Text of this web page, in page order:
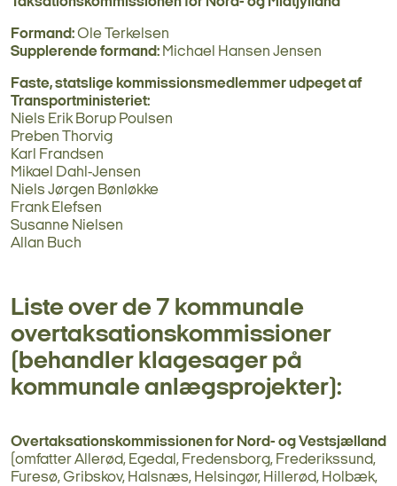
Formand: Ole Terkelsen
Supplerende formand: Michael Hansen Jensen
Faste, statslige kommissionsmedlemmer udpeget af
Transportministeriet:
Niels Erik Borup Poulsen
Preben Thorvig
Karl Frandsen
Mikael Dahl-Jensen
Niels Jørgen Bønløkke
Frank Elefsen
Susanne Nielsen
Allan Buch
Liste over de 7 kommunale
overtaksationskommissioner
(behandler klagesager på
kommunale anlægsprojekter):
Overtaksationskommissionen for Nord- og Vestsjælland
(omfatter Allerød, Egedal, Fredensborg, Frederikssund,
Furesø, Gribskov, Halsnæs, Helsingør, Hillerød, Holbæk,